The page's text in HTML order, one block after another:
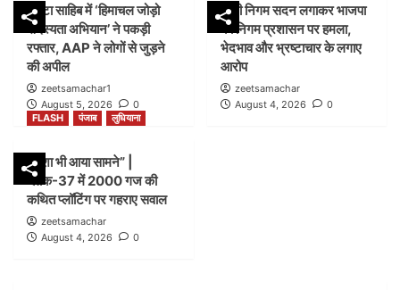
2
शिकायत के बाद भी लग गया शटर” |नगर निगम बिल्डिंग ब्रांच
जोन-सी ब्लॉक-21 में कार्रवाई पर उठे सवाल
FLASH
पांवटा साहिब में ‘हिमाचल जोड़ो सदस्यता अभियान’ ने पकड़ी
रफ्तार, AAP ने लोगों से जुड़ने की अपील
4
FLASH
डम्मी निगम सदन लगाकर भाजपा का निगम प्रशासन पर हमला,
भेदभाव और भ्रष्टाचार के लगाए आरोप
पांवटा साहिब में ‘हिमाचल जोड़ो
सदस्यता अभियान’ ने पकड़ी
रफ्तार, AAP ने लोगों से जुड़ने
की अपील
zeetsamachar1
August 5, 2026
0
डम्मी निगम सदन लगाकर भाजपा
का निगम प्रशासन पर हमला,
भेदभाव और भ्रष्टाचार के लगाए
आरोप
zeetsamachar
August 4, 2026
0
FLASH
पंजाब लुधियाना
नक्शा भी आया सामने” |
ब्लॉक-37 में 2000 गज की
कथित प्लॉटिंग पर गहराए सवाल
zeetsamachar
August 4, 2026
0